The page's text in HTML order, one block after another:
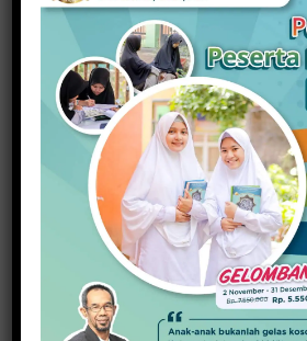
Menebar Pemikiran Malik
Kembali Diluncurkan
16 Maret 2024
PREVIOUS ARTICLE
Nilai Rerata Tryout US SD
Masih Rendah
Si